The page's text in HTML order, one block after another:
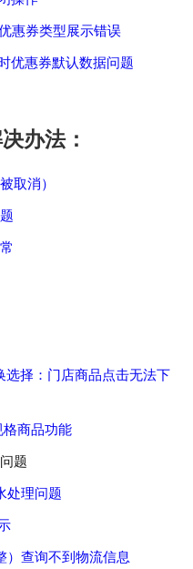
惠券类型展示错误
优惠券默认数据问题
办法：
取消）
选择：门店商品点击无法下
商品功能
题
处理问题
）查询不到物流信息